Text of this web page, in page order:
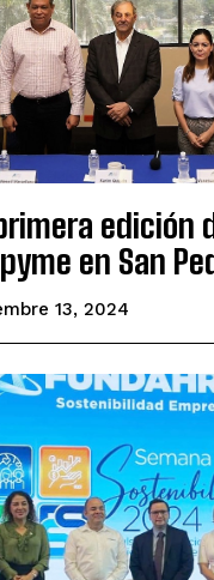
edición
en San
13, 2024